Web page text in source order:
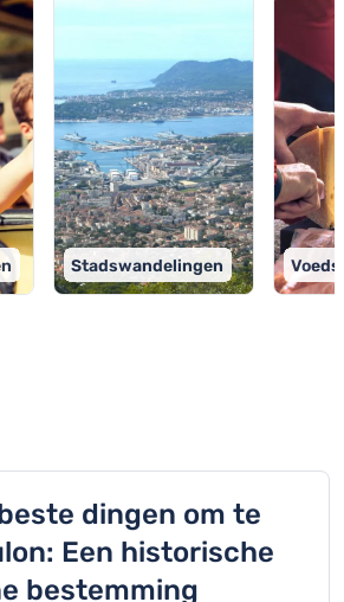
Stadswandelingen
dingen om te
Een historische
bestemming